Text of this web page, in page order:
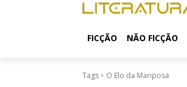
FICÇÃO NÃO FICÇÃO
Tags O Elo da Mariposa